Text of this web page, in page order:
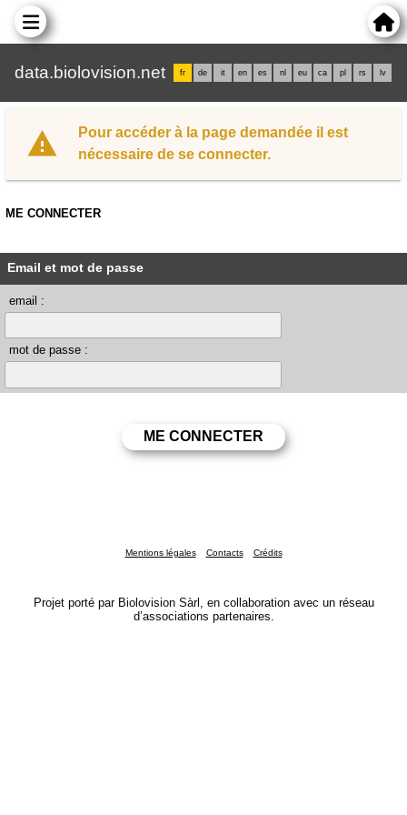
data.biolovision.net fr de it en es nl eu ca pl rs lv
Pour accéder à la page demandée il est
nécessaire de se connecter.
ME CONNECTER
Email et mot de passe
email :
mot de passe :
Mentions légales Contacts Crédits
Projet porté par Biolovision Sàrl, en collaboration avec un réseau
d’associations partenaires.